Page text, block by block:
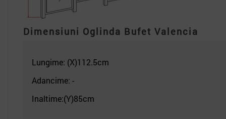
Dimensiuni Oglinda Bufet Valencia
Lungime: (X)112.5cm
Adancime: -
Inaltime:(Y)85cm